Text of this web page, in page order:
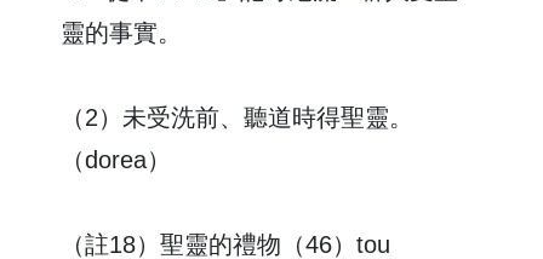
靈的事實。
（2）未受洗前、聽道時得聖靈。
（dorea）
（註18）聖靈的禮物（46）tou